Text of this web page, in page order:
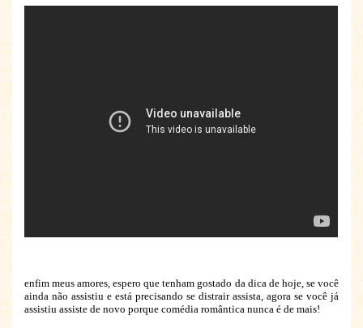
enfim meus amores, espero que tenham gostado da dica de hoje, se você
ainda não assistiu e está precisando se distrair assista, agora se você já
assistiu assiste de novo porque comédia romântica nunca é de mais!